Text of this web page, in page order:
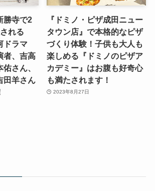
勝寺で2
れる
ドラマ
者、吉高
さん、
田羊さん
『ドミノ・ピザ成田ニュー
タウン店』で本格的なピザ
づくり体験！子供も大人も
楽しめる『ドミノのピザア
カデミー』はお腹も好奇心
も満たされます！
2023年8月27日